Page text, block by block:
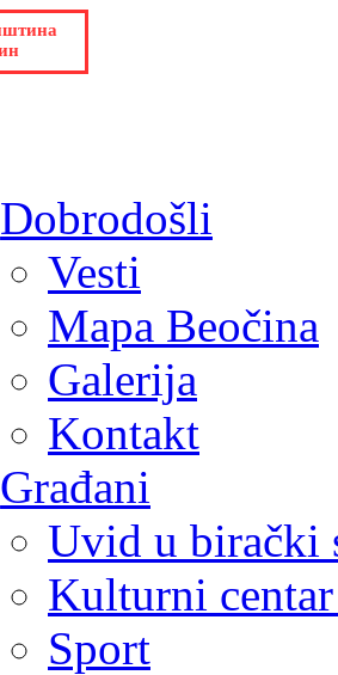
Dobrodošli
Vesti
Mapa Beočina
Galerija
Kontakt
Građani
Uvid u birački
Kulturni
Sport